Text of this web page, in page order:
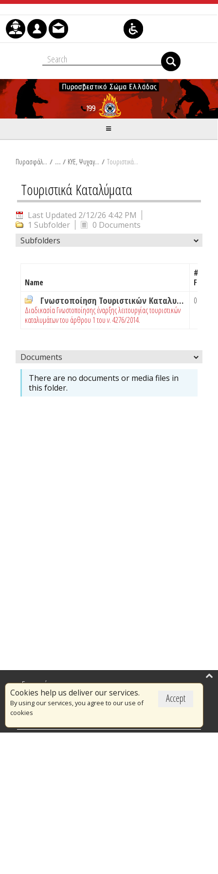
Skip to Content
Πυρασφάλεια / ΚΥΕ, Ψυχαγωγία - Τουρισμός / Τουριστικά Καταλύματα
Τουριστικά Καταλύματα
Last Updated 2/12/26 4:42 PM
1 Subfolder
0 Documents
Subfolders
Name
# of
Folders
Γνωστοποίηση Τουριστικών Καταλυμάτων
Διαδικασία Γνωστοποίησης έναρξης λειτουργίας τουριστικών
καταλυμάτων του άρθρου 1 του ν. 4276/2014.
0
Documents
There are no documents or media files in
this folder.
Accept
Cookies help us deliver our services.
By using our services, you agree to our use of
cookies
Επικαιρότητα
Το Πυροσβεστικό Σώμα